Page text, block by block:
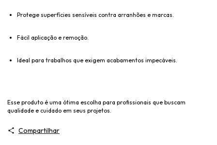
Protege superfícies sensíveis contra arranhões e marcas.
Fácil aplicação e remoção.
Ideal para trabalhos que exigem acabamentos impecáveis.
Esse produto é uma ótima escolha para profissionais que buscam
qualidade e cuidado em seus projetos.
Compartilhar